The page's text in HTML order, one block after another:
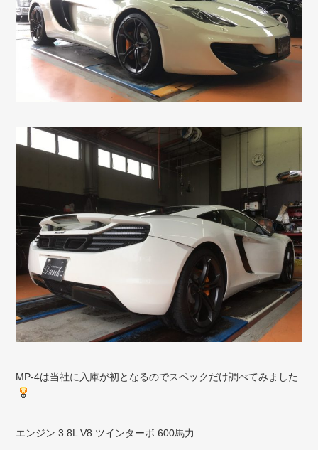
MP-4は当社に入庫が初となるのでスペックだけ調べてみました
エンジン 3.8L V8 ツインターボ 600馬力